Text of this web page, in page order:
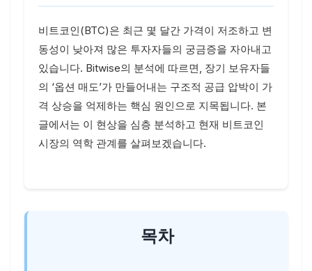
비트코인(BTC)은 최근 몇 달간 가격이 저조하고 변
동성이 낮아져 많은 투자자들의 궁금증을 자아내고
있습니다. Bitwise의 분석에 따르면, 장기 보유자들
의 ‘옵션 매도’가 만들어내는 구조적 공급 압박이 가
격 상승을 억제하는 핵심 원인으로 지목됩니다. 본
글에서는 이 현상을 심층 분석하고 현재 비트코인
시장의 역학 관계를 살펴보겠습니다.
목차